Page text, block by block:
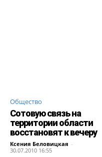
Общество
Сотовую связь на
территории области
восстановят к вечеру
Ксения Беловицкая -
30.07.2010 16:55